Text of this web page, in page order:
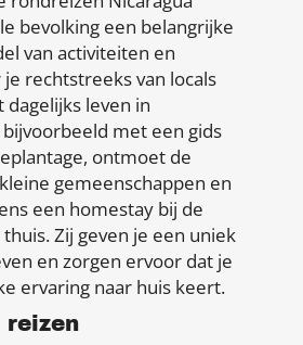
bevolking een belangrijke
van activiteiten en
rechtstreeks van locals
leven in
bijvoorbeeld met een gids
ontmoet de
gemeenschappen en
een homestay bij de
Zij geven je een uniek
en zorgen ervoor dat je
ervaring naar huis keert.
reizen